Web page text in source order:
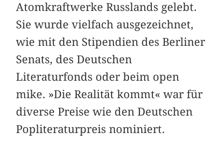
Atomkraftwerke Russlands gelebt.
Sie wurde vielfach ausgezeichnet,
wie mit den Stipendien des Berliner
Senats, des Deutschen
Literaturfonds oder beim open
mike. »Die Realität kommt« war für
diverse Preise wie den Deutschen
Popliteraturpreis nominiert.